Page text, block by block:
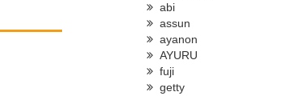
abi
assun
ayanon
AYURU
fuji
getty